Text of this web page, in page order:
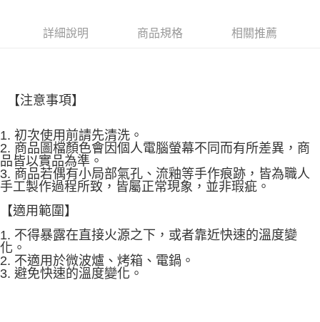
２．關於個人資料處理事宜，請瀏覽以下網址：
https://aftee.tw/terms/#terms3
４．使用「AFTEE先享後付」時，將依據個別帳號之用戶狀況，依本公司即
時審查核予不同之上限額度；若仍有額度不足之情形，本公司將視審查結果
５．嚴禁一人註冊多個帳號或使用他人資訊註冊。若發現惡意使用之情形，
恩沛科技股份有限公司將有權停止該用戶之使用額度並採取法律行動。
詳細說明 商品規格 相關推薦
【注意事項】
1. 初次使用前請先清洗。
2. 商品圖檔顏色會因個人電腦螢幕不同而有所差異，商
品皆以實品為準。
3. 商品若偶有小局部氣孔、流釉等手作痕跡，皆為職人
手工製作過程所致，皆屬正常現象，並非瑕疵。
【適用範圍】
1. 不得暴露在直接火源之下，或者靠近快速的溫度變
化。
2. 不適用於微波爐、烤箱、電鍋。
3. 避免快速的溫度變化。